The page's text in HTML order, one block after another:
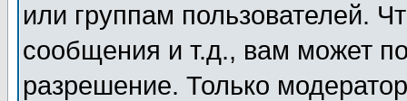
или группам пользователей.
сообщения и т.д., вам может
разрешение. Только